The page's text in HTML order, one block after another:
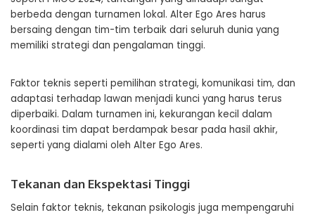
berbeda dengan turnamen lokal. Alter Ego Ares harus
bersaing dengan tim-tim terbaik dari seluruh dunia yang
memiliki strategi dan pengalaman tinggi.
Faktor teknis seperti pemilihan strategi, komunikasi tim, dan
adaptasi terhadap lawan menjadi kunci yang harus terus
diperbaiki. Dalam turnamen ini, kekurangan kecil dalam
koordinasi tim dapat berdampak besar pada hasil akhir,
seperti yang dialami oleh Alter Ego Ares.
Tekanan dan Ekspektasi Tinggi
Selain faktor teknis, tekanan psikologis juga mempengaruhi